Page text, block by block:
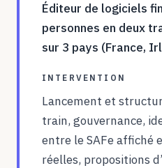
Éditeur de logiciels
personnes en deux
sur 3 pays (France,
INTERVENTION
Lancement et
train, gouvernance,
entre le SAFe affiché
réelles, propositions